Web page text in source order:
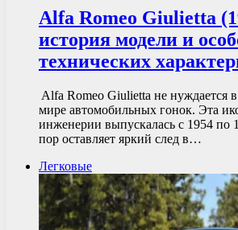
Alfa Romeo Giulietta
история модели и
технических
Alfa Romeo Giulietta не нуждается
мире автомобильных гонок. Эта
инженерии выпускалась с 1954 по
пор оставляет яркий след в…
Легковые